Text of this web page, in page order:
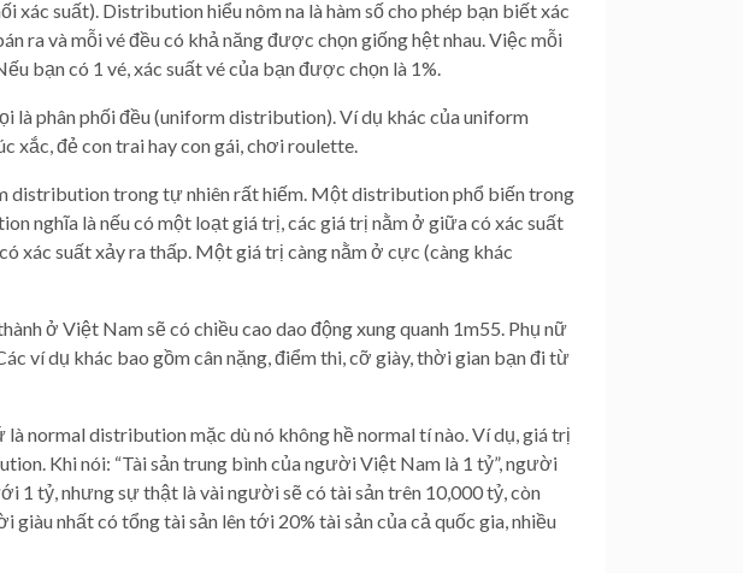
xác suất). Distribution hiểu nôm na là hàm số cho phép bạn biết xác
ra và mỗi vé đều có khả năng được chọn giống hệt nhau. Việc mỗi
bạn có 1 vé, xác suất vé của bạn được chọn là 1%.
là phân phối đều (uniform distribution). Ví dụ khác của uniform
xắc, đẻ con trai hay con gái, chơi roulette.
distribution trong tự nhiên rất hiếm. Một distribution phổ biến trong
nghĩa là nếu có một loạt giá trị, các giá trị nằm ở giữa có xác suất
xác suất xảy ra thấp. Một giá trị càng nằm ở cực (càng khác
ở Việt Nam sẽ có chiều cao dao động xung quanh 1m55. Phụ nữ
ví dụ khác bao gồm cân nặng, điểm thi, cỡ giày, thời gian bạn đi từ
normal distribution mặc dù nó không hề normal tí nào. Ví dụ, giá trị
Khi nói: “Tài sản trung bình của người Việt Nam là 1 tỷ”, người
1 tỷ, nhưng sự thật là vài người sẽ có tài sản trên 10,000 tỷ, còn
nhất có tổng tài sản lên tới 20% tài sản của cả quốc gia, nhiều